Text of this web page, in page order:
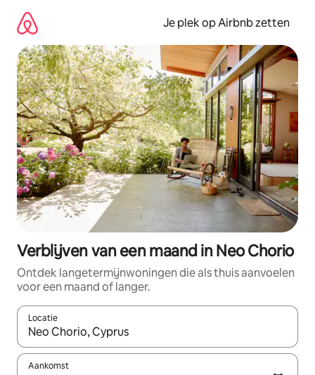
direct
naar
inhoud
Je plek op Airbnb zetten
Verblijven van een maand in Neo Chorio
Ontdek langetermijnwoningen die als thuis aanvoelen
voor een maand of langer.
Locatie
Wanneer er resultaten beschikbaar zijn, maak je een keuze
Aankomst